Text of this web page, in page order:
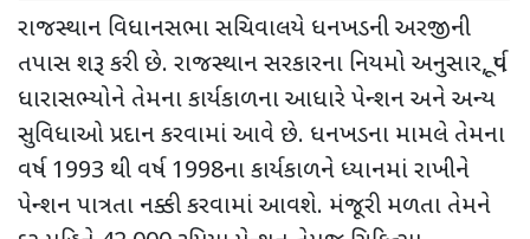
રાજસ્થાન વિધાનસભા સચિવાલયે ધનખડની અરજીની
તપાસ શરૂ કરી છે. રાજસ્થાન સરકારના નિયમો અનુસાર,પૂર્વ
ધારાસભ્યોને તેમના કાર્યકાળના આધારે પેન્શન અને અન્ય
સુવિધાઓ પ્રદાન કરવામાં આવે છે. ધનખડના મામલે તેમના
વર્ષ 1993 થી વર્ષ 1998ના કાર્યકાળને ધ્યાનમાં રાખીને
પેન્શન પાત્રતા નક્કી કરવામાં આવશે. મંજૂરી મળતા તેમને